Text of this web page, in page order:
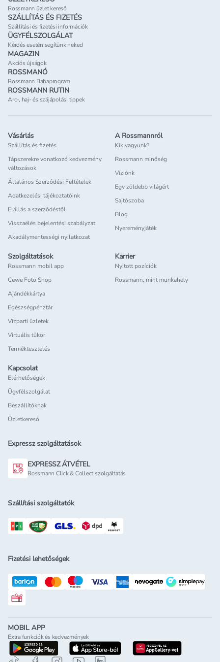
Rossmann üzlet kereső
SZÁLLÍTÁS ÉS FIZETÉS
Szállítási és fizetési információk
ÜGYFÉLSZOLGÁLAT
Kérdés esetén segítünk neked
MAGAZIN
Akciós újságok
ROSSMANÓ
Rossmann Babaprogram
ROSSMANN RUTIN
Arc-, haj- és szájápolási tippek
Vásárlás
Szállítás és fizetés
Tápszerekre vonatkozó kedvezmény
változások
Általános Szerződési Feltételek
Adatkezelési tájékoztatóink
Elállás a szerződéstől
Visszaélés bejelentési szabályzat
Akadálymentességi nyilatkozat
A Rossmannról
Kik vagyunk?
Rossmann minőség
Víziónk
Egy zöldebb világért
Sajtószoba
Blog
Nyereményjáték
Szolgáltatások
Rossmann mobil app
Cewe Foto Shop
Ajándékkártya
Egészségpénztár
Vízparti üzletek
Virtuális tükör
Terméktesztelés
Karrier
Nyitott pozíciók
Rossmann, mint munkahely
Kapcsolat
Elérhetőségek
Ügyfélszolgálat
Beszállítóknak
Üzletkereső
Expressz szolgáltatások
EXPRESSZ ÁTVÉTEL
Rossmann Click & Collect szolgáltatás
Szállítási szolgáltatók
Fizetési lehetőségek
Rossmann ajándékkártya
MOBIL APP
Extra funkciók és kedvezmények
letöltés a google-play-rölletöltés az app-store-ból
letöltés